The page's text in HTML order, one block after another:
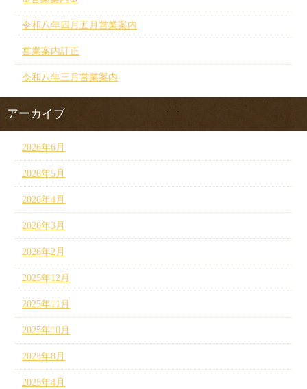
令和八年四月五月営業案内
営業案内訂正
令和八年三月営業案内
アーカイブ
2026年6月
2026年5月
2026年4月
2026年3月
2026年2月
2025年12月
2025年11月
2025年10月
2025年8月
2025年4月